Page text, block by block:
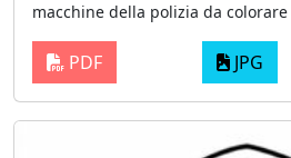
macchine della polizia da colorare
PDF JPG